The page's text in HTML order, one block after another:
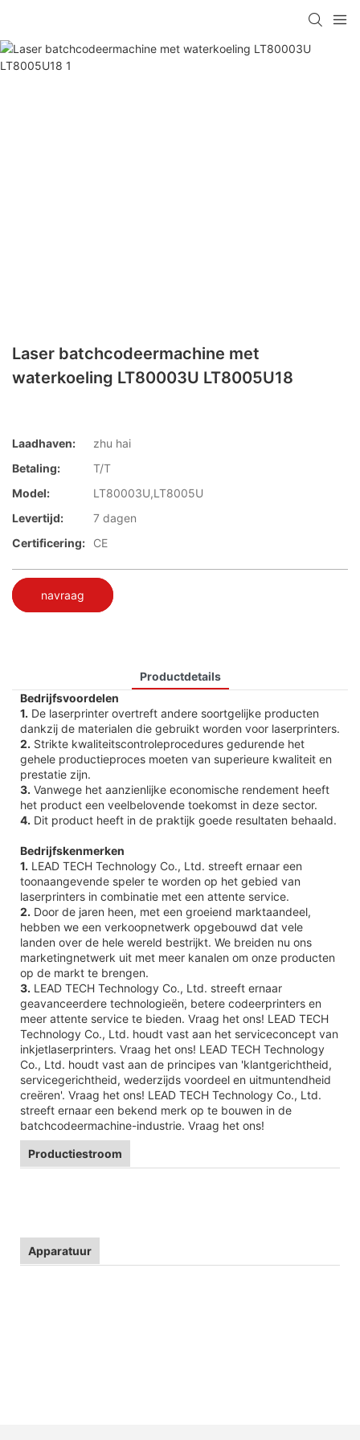
Laser batchcodeermachine met
waterkoeling LT80003U LT8005U18
Laadhaven:
zhu hai
Betaling:
T/T
Model:
LT80003U,LT8005U
Levertijd:
7 dagen
Certificering:
CE
navraag
Productdetails
Bedrijfsvoordelen
1. De laserprinter overtreft andere soortgelijke producten
dankzij de materialen die gebruikt worden voor laserprinters.
2. Strikte kwaliteitscontroleprocedures gedurende het
gehele productieproces moeten van superieure kwaliteit en
prestatie zijn.
3. Vanwege het aanzienlijke economische rendement heeft
het product een veelbelovende toekomst in deze sector.
4. Dit product heeft in de praktijk goede resultaten behaald.
Bedrijfskenmerken
1. LEAD TECH Technology Co., Ltd. streeft ernaar een
toonaangevende speler te worden op het gebied van
laserprinters in combinatie met een attente service.
2. Door de jaren heen, met een groeiend marktaandeel,
hebben we een verkoopnetwerk opgebouwd dat vele
landen over de hele wereld bestrijkt. We breiden nu ons
marketingnetwerk uit met meer kanalen om onze producten
op de markt te brengen.
3. LEAD TECH Technology Co., Ltd. streeft ernaar
geavanceerdere technologieën, betere codeerprinters en
meer attente service te bieden. Vraag het ons! LEAD TECH
Technology Co., Ltd. houdt vast aan het serviceconcept van
inkjetlaserprinters. Vraag het ons! LEAD TECH Technology
Co., Ltd. houdt vast aan de principes van 'klantgerichtheid,
servicegerichtheid, wederzijds voordeel en uitmuntendheid
creëren'. Vraag het ons! LEAD TECH Technology Co., Ltd.
streeft ernaar een bekend merk op te bouwen in de
batchcodeermachine-industrie. Vraag het ons!
Productiestroom
Apparatuur